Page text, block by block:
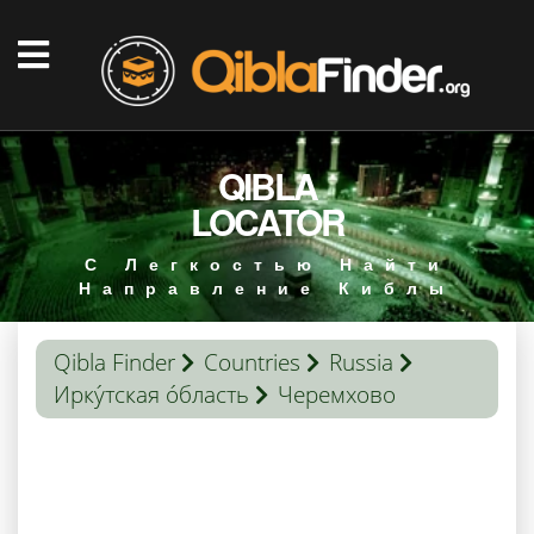
QIBLA
LOCATOR
С Легкостью Найти
Направление Киблы
Qibla Finder Countries
Russia
Ирку́тская о́бласть
Черемхово